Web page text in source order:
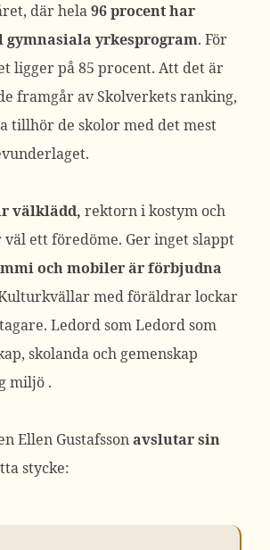
där hela96 procent har
yrkesprogram. För
ligger på 85 procent. Att det är
framgår av Skolverkets ranking,
tillhör de skolor med det mest
välklädd, rektorn i kostym och
väl ett föredöme. Ger inget slappt
och mobiler är förbjudna
med föräldrar lockar
Ledord som Ledord som
skolanda och gemenskap
miljö .
Ellen Gustafssonavslutar sin
stycke: